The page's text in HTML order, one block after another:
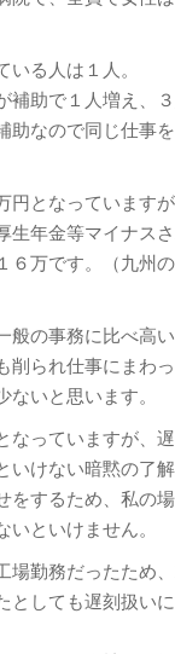
いる人は１人。
補助で１人増え、
助なので同じ仕事
円となっています
生年金等マイナス
６万です。（九州
般の事務に比べ高
削られ仕事にまわっ
ないと思います。
なっていますが、
いけない暗黙の了
をするため、私の
いといけません。
場勤務だったため
としても遅刻扱い